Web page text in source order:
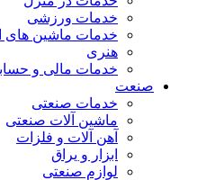
خدمات ورزشی
خدمات ماشین های اداری
هنری
خدمات مالی و حسابداری
صنعت
خدمات صنعتی
ماشین آلات صنعتی
آهن آلات و فلزات
ابزار و یراق
لوازم صنعتی